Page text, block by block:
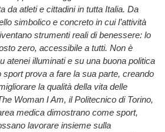
da atleti e cittadini in tutta Italia. Da
simbolico e concreto in cui l’attività
strumenti reali di benessere: lo
zero, accessibile a tutti. Non è
atenei illuminati e su una buona politica
prova a fare la sua parte, creando
la qualità della vita delle
Woman I Am, il Politecnico di Torino,
medica dimostrano come sport,
lavorare insieme sulla